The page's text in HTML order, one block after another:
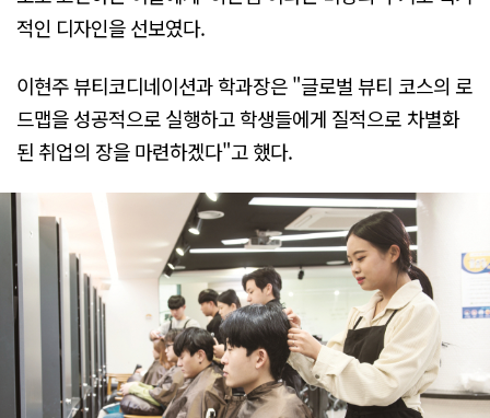
적인 디자인을 선보였다.
이현주 뷰티코디네이션과 학과장은 "글로벌 뷰티 코스의 로
드맵을 성공적으로 실행하고 학생들에게 질적으로 차별화
된 취업의 장을 마련하겠다"고 했다.